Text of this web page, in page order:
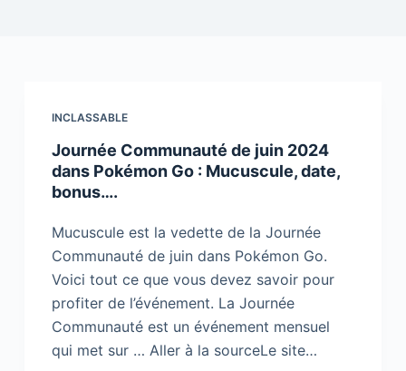
INCLASSABLE
Journée Communauté de juin 2024
dans Pokémon Go : Mucuscule, date,
bonus….
Mucuscule est la vedette de la Journée
Communauté de juin dans Pokémon Go.
Voici tout ce que vous devez savoir pour
profiter de l’événement. La Journée
Communauté est un événement mensuel
qui met sur … Aller à la sourceLe site…